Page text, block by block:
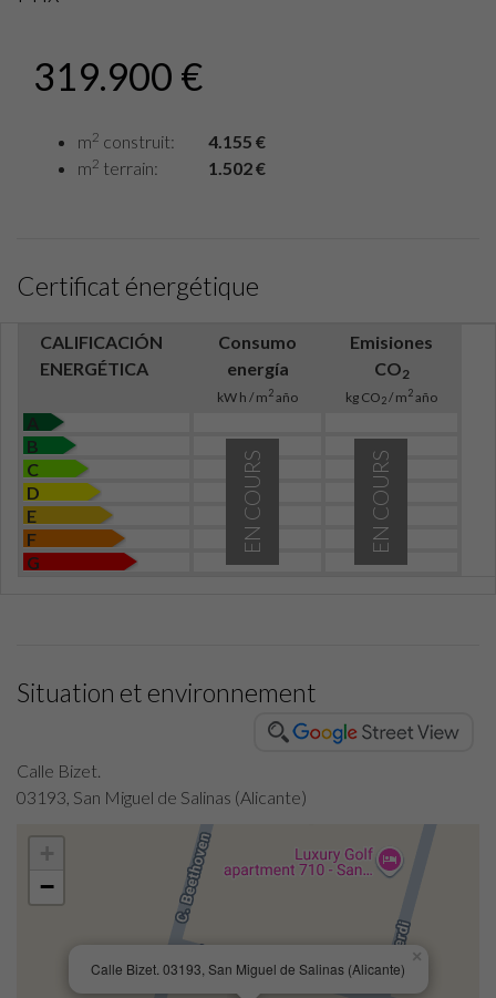
319.900 €
m2 construit:
4.155 €
m2 terrain: 1.502 €
Certificat énergétique
CALIFICACIÓN
ENERGÉTICA
Consumo
energía
kW h / m2año
Emisiones
CO2
kg CO2/ m2año
A
B
C
D
E
F
G
EN COURS
EN COURS
Situation et environnement
Calle Bizet.
03193, San Miguel de Salinas (Alicante)
Calle Bizet. 03193, San Miguel de Salinas (Alicante)
×
−